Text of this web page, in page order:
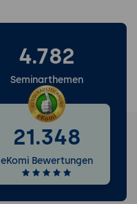
4.782
Seminarthemen
21.348
eKomi Bewertungen